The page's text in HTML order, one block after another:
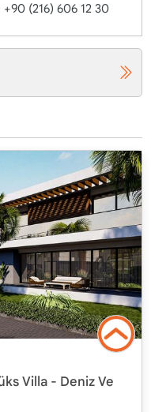
+90 (216) 606 12 30
Villa - Deniz Ve